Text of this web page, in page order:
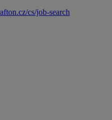
cs/job-search